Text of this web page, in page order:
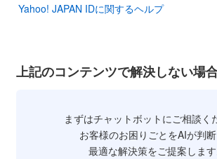
Yahoo! JAPAN IDに関するヘルプ
上記のコンテンツで解決しない場
まずはチャットボットにご相談く
お客様のお困りごとをAIが判断
最適な解決策をご提案します